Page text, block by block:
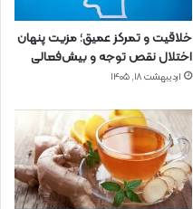
خلاقیت و تمرکز عمیق؛ مزیت پنهان
اختلال نقص توجه و بیش‌فعالی
اردیبهشت ۱۸, ۱۴۰۵